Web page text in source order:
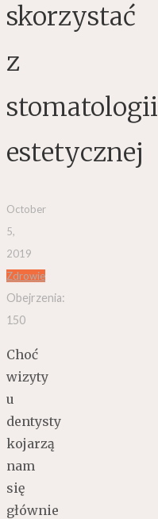
skorzystać
z
stomatologii
estetycznej
October
5,
2019
Zdrowie
Obejrzenia:
150
Choć
wizyty
u
dentysty
kojarzą
nam
się
głównie